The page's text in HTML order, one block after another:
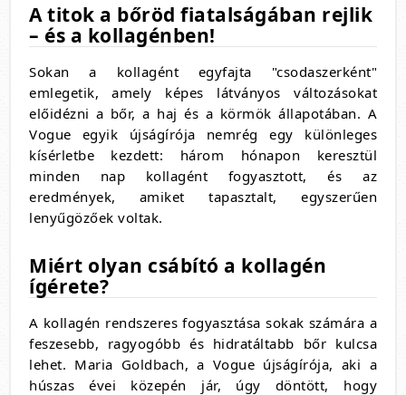
A titok a bőröd fiatalságában rejlik
– és a kollagénben!
Sokan a kollagént egyfajta "csodaszerként"
emlegetik, amely képes látványos változásokat
előidézni a bőr, a haj és a körmök állapotában. A
Vogue egyik újságírója nemrég egy különleges
kísérletbe kezdett: három hónapon keresztül
minden nap kollagént fogyasztott, és az
eredmények, amiket tapasztalt, egyszerűen
lenyűgözőek voltak.
Miért olyan csábító a kollagén
ígérete?
A kollagén rendszeres fogyasztása sokak számára a
feszesebb, ragyogóbb és hidratáltabb bőr kulcsa
lehet. Maria Goldbach, a Vogue újságírója, aki a
húszas évei közepén jár, úgy döntött, hogy